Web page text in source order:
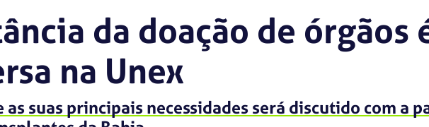
da doação de órgãos
na Unex
as suas principais necessidades será discutido com a